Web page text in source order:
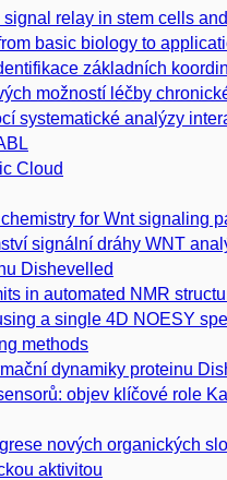
relay in stem cells and
basic biology to
základních
možností léčby
systematické analýzy
Cloud
for Wnt signaling
signální dráhy WNT
Dishevelled
in automated NMR
a single 4D NOESY
methods
dynamiky proteinu
objev klíčové role
nových organických
aktivitou